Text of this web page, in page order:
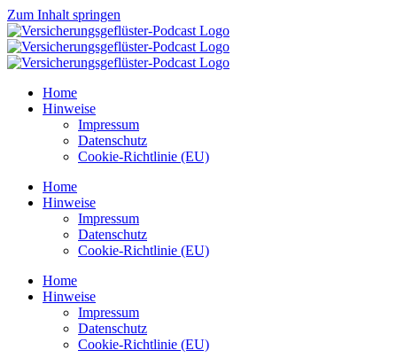
Zum Inhalt springen
Home
Hinweise
Impressum
Datenschutz
Cookie-Richtlinie (EU)
Home
Hinweise
Impressum
Datenschutz
Cookie-Richtlinie (EU)
Home
Hinweise
Impressum
Datenschutz
Cookie-Richtlinie (EU)